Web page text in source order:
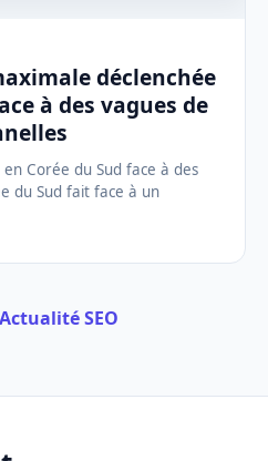
déclenchée
à des vagues de
Corée du Sud face à des
du Sud fait face à un
SEO